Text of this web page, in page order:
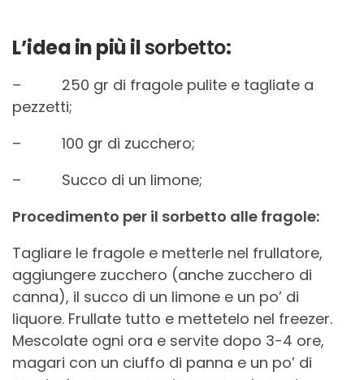
L’idea in più ilsorbetto:
– 250 gr di fragole pulite e tagliate a
pezzetti;
– 100 gr di zucchero;
– Succo di un limone;
Procedimento per il sorbetto alle fragole:
Tagliare le fragole e metterle nel frullatore,
aggiungere zucchero (anche zucchero di
canna), il succo di un limone e un po’ di
liquore. Frullate tutto e mettetelo nel freezer.
Mescolate ogni ora e servite dopo 3-4 ore,
magari con un ciuffo di panna e un po’ di